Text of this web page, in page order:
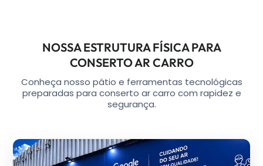
NOSSA ESTRUTURA FÍSICA PARA
CONSERTO AR CARRO
Conheça nosso pátio e ferramentas tecnológicas
preparadas para conserto ar carro com rapidez e
segurança.